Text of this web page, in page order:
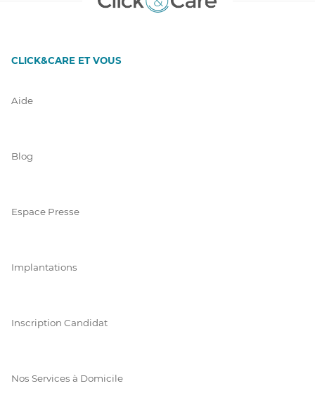
CLICK&CARE ET VOUS
Aide
Blog
Espace Presse
Implantations
Inscription Candidat
Nos Services à Domicile